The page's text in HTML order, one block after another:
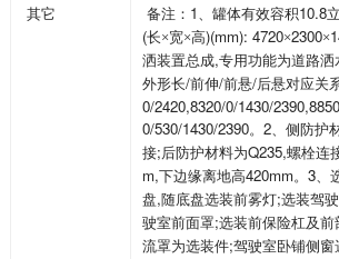
其它 备注： 1 、罐体有效容积10.8
(长×宽×高)(mm): 4720×2300×
洒装置总成,专用功能为道路
外形长/前伸/前悬/后悬对应关
0/2420,8320/0/1430/
0/530/1430/2390。 2、侧防护
接;后防护材料为Q235,螺栓连
m,下边缘离地高420mm。 3、
盘,随底盘选装前雾灯;选装驾
驶室前面罩;选装前保险杠及前
流罩为选装件;驾驶室卧铺侧窗